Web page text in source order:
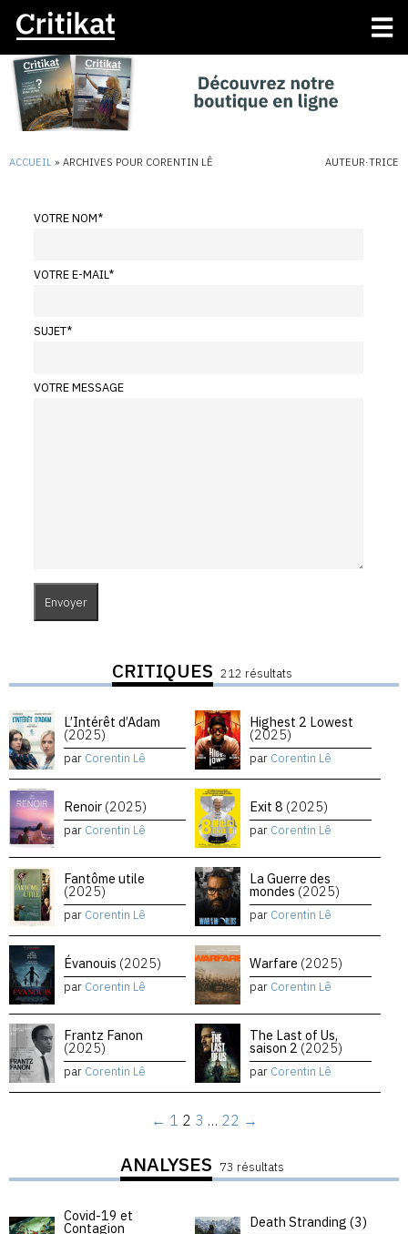
ACCUEIL » ARCHIVES POUR CORENTIN LÊ AUTEUR·TRICE
VOTRE NOM*
VOTRE E-MAIL*
SUJET*
VOTRE MESSAGE
CRITIQUES 212 résultats
L’Intérêt d’Adam
(2025)
par Corentin Lê
Highest 2 Lowest
(2025)
par Corentin Lê
Renoir (2025)
par Corentin Lê
Exit 8 (2025)
par Corentin Lê
Fantôme utile
(2025)
par Corentin Lê
La Guerre des
mondes (2025)
par Corentin Lê
Évanouis (2025)
par Corentin Lê
Warfare (2025)
par Corentin Lê
Frantz Fanon
(2025)
par Corentin Lê
The Last of Us,
saison 2 (2025)
par Corentin Lê
← 1 2 3 … 22 →
ANALYSES 73 résultats
Covid-19 et
Contagion Death Stranding (3)